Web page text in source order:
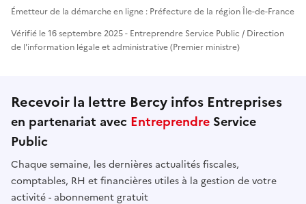
Émetteur de la démarche en ligne : Préfecture de la région Île-de-France
Vérifié le 16 septembre 2025 - Entreprendre Service Public / Direction
de l'information légale et administrative (Premier ministre)
Recevoir la lettre Bercy infos Entreprises
en partenariat avec Entreprendre Service
Public
Chaque semaine, les dernières actualités fiscales,
comptables, RH et financières utiles à la gestion de votre
activité - abonnement gratuit